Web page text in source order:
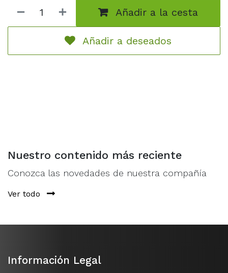
Añadir a la cesta
Añadir a deseados
Nuestro contenido más reciente
Conozca las novedades de nuestra compañía
Ver todo
Información Legal